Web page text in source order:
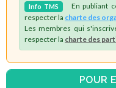
Info TMS En publiant
respecter la charte des
Les membres qui
respecter la charte des
POUR